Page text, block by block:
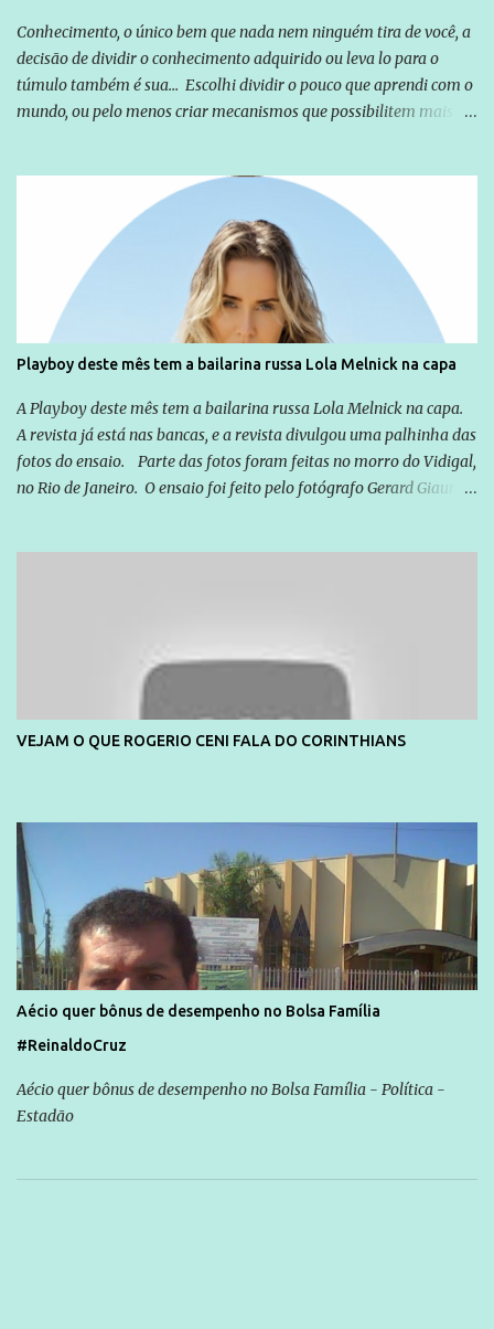
Conhecimento, o único bem que nada nem ninguém tira de você, a
decisão de dividir o conhecimento adquirido ou leva lo para o
túmulo também é sua... Escolhi dividir o pouco que aprendi com o
mundo, ou pelo menos criar mecanismos que possibilitem mais e
empreendedor da comunicação, que além de informação
cotidiana, corriqueira e cada vez mais preocupantes, do tipo que
você já esta acostumado a ver neste espaço, vou trabalhar a ideia
que possibilite distribuir não só informações, mas que gere de
forma consistente a riqueza do conhecimento... Exemplo: o
cidadão brasileiro não precisa só ser informado sobre operações
da Lava Jato, Reformas que podem retirar ou não direitos, ou
quem vai ser preso ou não; é preciso levar até as pessoas, do mais
simples ao mais burguês, o que diz a nossa Constituição, quais são
seus direitos e deveres em ...
Playboy deste mês tem a bailarina russa Lola Melnick na capa
A Playboy deste mês tem a bailarina russa Lola Melnick na capa.
A revista já está nas bancas, e a revista divulgou uma palhinha das
fotos do ensaio. Parte das fotos foram feitas no morro do Vidigal,
no Rio de Janeiro. O ensaio foi feito pelo fotógrafo Gerard Giaume
VEJAM O QUE ROGERIO CENI FALA DO CORINTHIANS
Aécio quer bônus de desempenho no Bolsa Família
#ReinaldoCruz
Aécio quer bônus de desempenho no Bolsa Família - Política -
Estadão